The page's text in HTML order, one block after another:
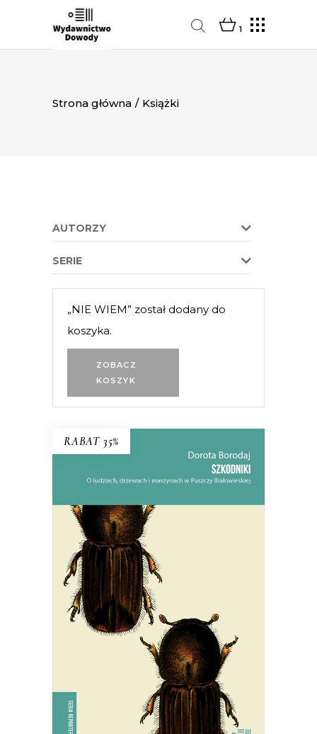
1
Strona główna / Książki
AUTORZY
SERIE
ZOBACZ
KOSZYK
„NIE WIEM” został dodany do
koszyka.
RABAT 35%
E-BOOK DO KOSZYKA
SZKODNIKI
Walka toczyła się nie tylko w lesie,
ale i w głowach ludzi.
59.90zł 38.94
KSIĄŻKA DO KOSZYKA